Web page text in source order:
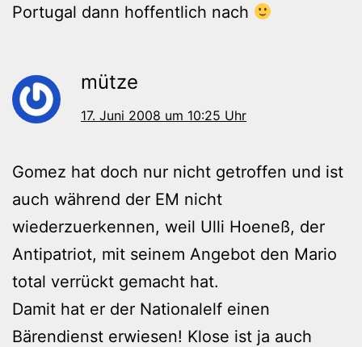
Portugal dann hoffentlich nach
mütze
17. Juni 2008 um 10:25 Uhr
Gomez hat doch nur nicht getroffen und ist
auch während der EM nicht
wiederzuerkennen, weil Ulli Hoeneß, der
Antipatriot, mit seinem Angebot den Mario
total verrückt gemacht hat.
Damit hat er der Nationalelf einen
Bärendienst erwiesen! Klose ist ja auch